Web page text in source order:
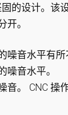
的设计。该
开。
噪音水平有
噪音水平。
音。 CNC 操